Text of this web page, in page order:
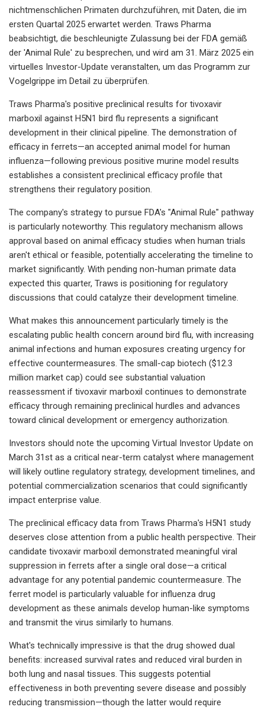
nichtmenschlichen Primaten durchzuführen, mit Daten, die im
ersten Quartal 2025 erwartet werden. Traws Pharma
beabsichtigt, die beschleunigte Zulassung bei der FDA gemäß
der 'Animal Rule' zu besprechen, und wird am 31. März 2025 ein
virtuelles Investor-Update veranstalten, um das Programm zur
Vogelgrippe im Detail zu überprüfen.
Traws Pharma's positive preclinical results for tivoxavir
marboxil against H5N1 bird flu represents a significant
development in their clinical pipeline. The demonstration of
efficacy in ferrets—an accepted animal model for human
influenza—following previous positive murine model results
establishes a consistent preclinical efficacy profile that
strengthens their regulatory position.
The company's strategy to pursue FDA's "Animal Rule" pathway
is particularly noteworthy. This regulatory mechanism allows
approval based on animal efficacy studies when human trials
aren't ethical or feasible, potentially accelerating the timeline to
market significantly. With pending non-human primate data
expected this quarter, Traws is positioning for regulatory
discussions that could catalyze their development timeline.
What makes this announcement particularly timely is the
escalating public health concern around bird flu, with increasing
animal infections and human exposures creating urgency for
effective countermeasures. The small-cap biotech ($12.3
million market cap) could see substantial valuation
reassessment if tivoxavir marboxil continues to demonstrate
efficacy through remaining preclinical hurdles and advances
toward clinical development or emergency authorization.
Investors should note the upcoming Virtual Investor Update on
March 31st as a critical near-term catalyst where management
will likely outline regulatory strategy, development timelines, and
potential commercialization scenarios that could significantly
impact enterprise value.
The preclinical efficacy data from Traws Pharma's H5N1 study
deserves close attention from a public health perspective. Their
candidate tivoxavir marboxil demonstrated meaningful viral
suppression in ferrets after a single oral dose—a critical
advantage for any potential pandemic countermeasure. The
ferret model is particularly valuable for influenza drug
development as these animals develop human-like symptoms
and transmit the virus similarly to humans.
What's technically impressive is that the drug showed dual
benefits: increased survival rates and reduced viral burden in
both lung and nasal tissues. This suggests potential
effectiveness in both preventing severe disease and possibly
reducing transmission—though the latter would require